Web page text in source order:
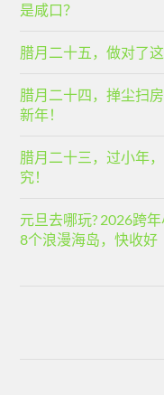
是咸口？
腊月二十五，做对了
腊月二十四，掸尘扫
新年！
腊月二十三，过小年
究！
元旦去哪玩? 2026跨
8个浪漫海岛，快收好